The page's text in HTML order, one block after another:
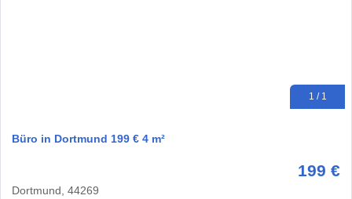
1 / 1
Büro in Dortmund 199 € 4 m²
199 €
Dortmund, 44269